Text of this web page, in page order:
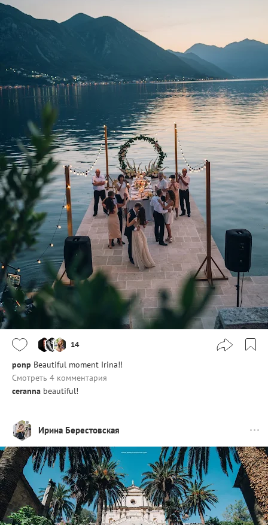
14
ponp Beautiful moment Irina!!
Смотреть 4 комментария
ceranna beautiful!
Ирина Берестовская